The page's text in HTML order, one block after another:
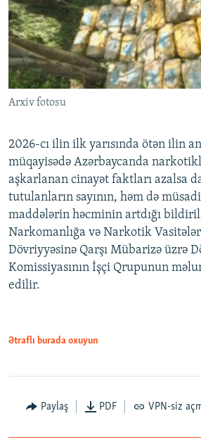
Arxiv fotosu
2026-cı ilin ilk yarısında ötən ilin
müqayisədə Azərbaycanda
aşkarlanan cinayət faktları azalsa
tutulanların sayının, həm də
maddələrin həcminin artdığı
Narkomanlığa və Narkotik
Dövriyyəsinə Qarşı Mübarizə üzrə
Komissiyasının İşçi Qrupunun
edilir.
Ətraflı burada oxuyun
Paylaş PDF VPN-siz